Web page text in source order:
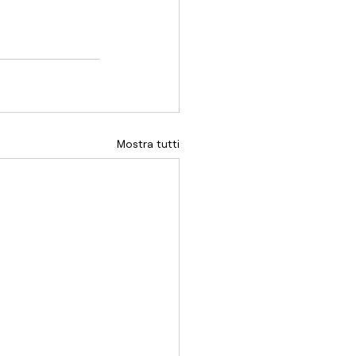
Mostra tutti